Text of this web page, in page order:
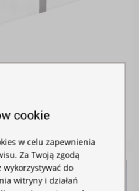
zł
cookie
w celu zapewnienia
Za Twoją zgodą
do
witryny i działań